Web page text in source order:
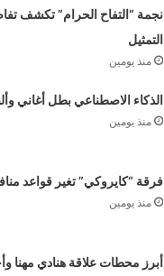
نجمة “التفاح الحرام” تكشف
التمثيل
منذ يومين
الذكاء الاصطناعي بطل أغاني
منذ يومين
فرقة “كايروكي” تغير قواعد
منذ يومين
أبرز محطات علاقة هنادي مهنا